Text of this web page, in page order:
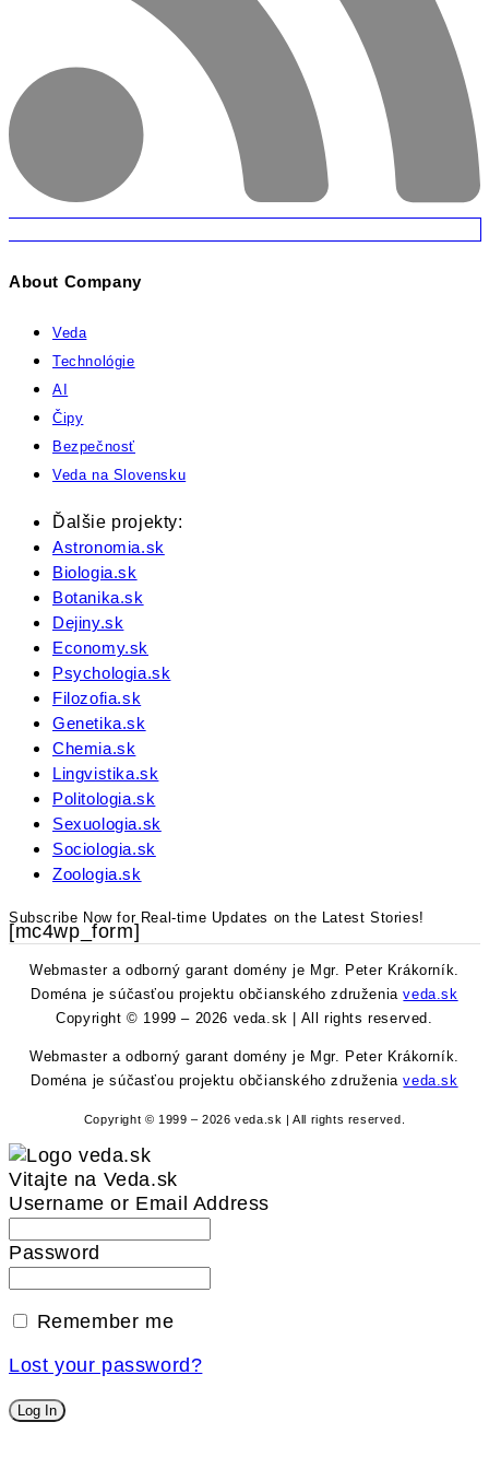
About Company
Veda
Technológie
AI
Čipy
Bezpečnosť
Veda na Slovensku
Ďalšie projekty:
Astronomia.sk
Biologia.sk
Botanika.sk
Dejiny.sk
Economy.sk
Psychologia.sk
Filozofia.sk
Genetika.sk
Chemia.sk
Lingvistika.sk
Politologia.sk
Sexuologia.sk
Sociologia.sk
Zoologia.sk
Subscribe Now for Real-time Updates on the Latest Stories!
[mc4wp_form]
Webmaster a odborný garant domény je Mgr. Peter Krákorník.
Doména je súčasťou projektu občianského združeniaveda.sk
Copyright © 1999 – 2026 veda.sk | All rights reserved.
Webmaster a odborný garant domény je Mgr. Peter Krákorník.
Doména je súčasťou projektu občianského združeniaveda.sk
Copyright © 1999 – 2026 veda.sk | All rights reserved.
Vitajte na Veda.sk
Username or Email Address
Password
Remember me
Lost your password?